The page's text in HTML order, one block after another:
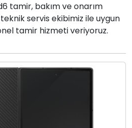
tamir, bakım ve onarım
servis ekibimiz ile uygun
tamir hizmeti veriyoruz.